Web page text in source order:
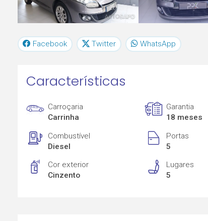
Facebook Twitter WhatsApp
Características
Carroçaria
Carrinha
Garantia
18 meses
Combustível
Diesel
Portas
5
Cor exterior
Cinzento
Lugares
5